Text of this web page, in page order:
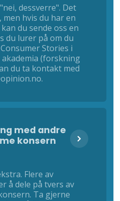
dessverre". Det
hvis du har en
du sende oss en
du lurer på om du
Stories i
akademia (forskning
du ta kontakt med
med andre
konsern
Flere av
å dele på tvers av
Ta gjerne